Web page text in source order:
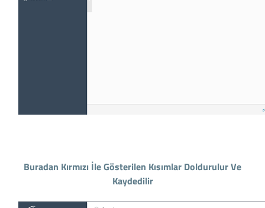
Buradan Kırmızı İle Gösterilen Kısımlar Doldurulur Ve
Kaydedilir